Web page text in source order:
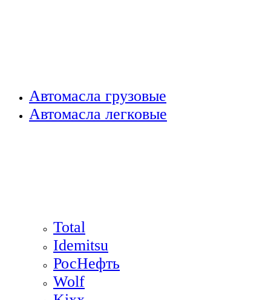
Автомасла грузовые
Автомасла легковые
Total
Idemitsu
РосНефть
Wolf